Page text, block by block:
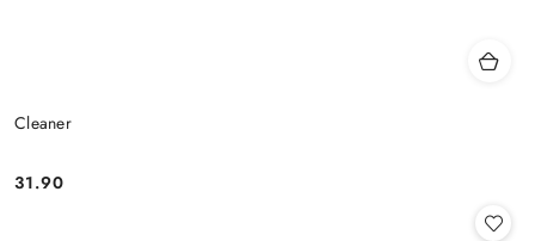
Cleaner
Cena:
31.90